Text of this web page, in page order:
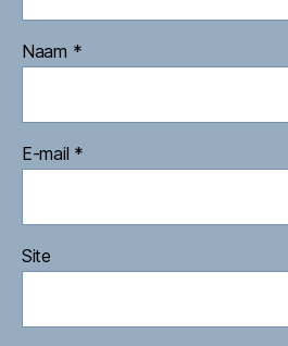
Naam *
E-mail *
Site